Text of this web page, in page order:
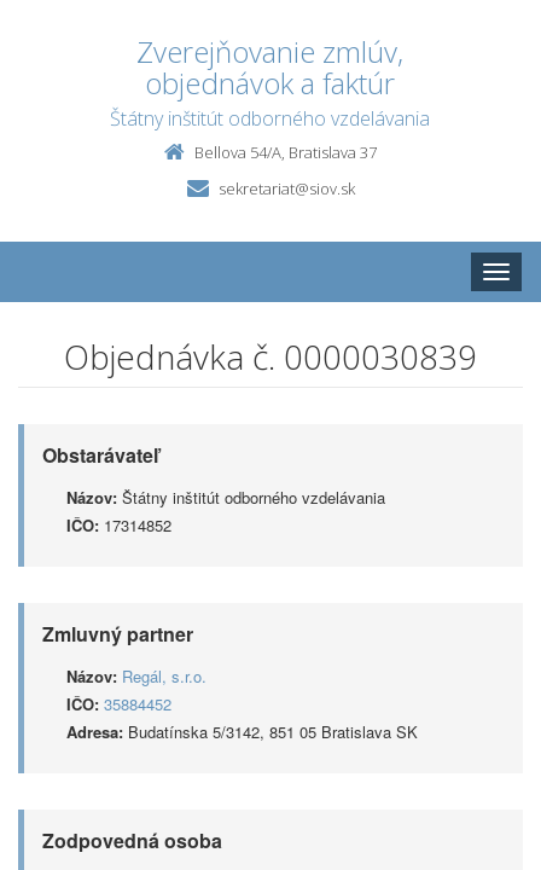
Zverejňovanie zmlúv,
objednávok a faktúr
Štátny inštitút odborného vzdelávania
Bellova 54/A, Bratislava 37
sekretariat@siov.sk
Toggle
Objednávka č. 0000030839
Obstarávateľ
Názov: Štátny inštitút odborného vzdelávania
IČO: 17314852
Zmluvný partner
Názov: Regál, s.r.o.
IČO: 35884452
Adresa: Budatínska 5/3142, 851 05 Bratislava SK
Zodpovedná osoba